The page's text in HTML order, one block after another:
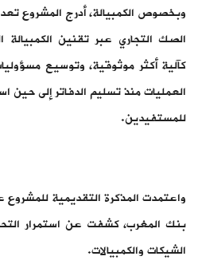
وبخصوص الكمبيالة، أدرج المشروع
الصك التجاري عبر تقنين
كآلية أكثر موثوقية، وتوسيع
العمليات منذ تسليم الدفاتر إلى حين
للمستفيدين.
واعتمدت المذكرة التقديمية
بنك المغرب، كشفت عن استمرار
الشيكات والكمبيالات.